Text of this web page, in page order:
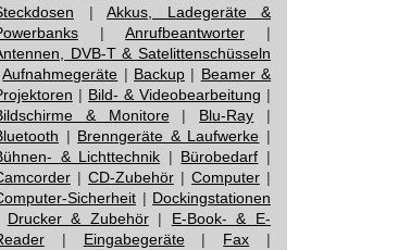
| Akkus, Ladegeräte &
| Anrufbeantworter |
DVB-T & Satelittenschüsseln
Aufnahmegeräte | Backup | Beamer &
| Bild- & Videobearbeitung |
& Monitore| Blu-Ray |
| Brenngeräte & Laufwerke |
& Lichttechnik | Bürobedarf |
| CD-Zubehör | Computer |
Sicherheit | Dockingstationen
Drucker & Zubehör| E-Book- & E-
| Eingabegeräte| Fax |